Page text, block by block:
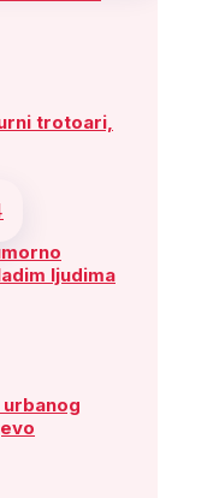
trotoari,
ljudima